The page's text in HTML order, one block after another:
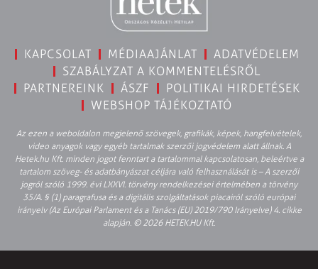
KAPCSOLAT MÉDIAAJÁNLAT
ADATVÉDELEM
SZABÁLYZAT A KOMMENTELÉSRŐL
PARTNEREINK
ÁSZF
POLITIKAI HIRDETÉSEK
WEBSHOP TÁJÉKOZTATÓ
Az ezen a weboldalon megjelenő szövegek, grafikák, képek, hangfelvételek,
video anyagok vagy egyéb tartalmak szerzői jogvédelem alatt állnak. A
Hetek.hu Kft. minden jogot fenntart a tartalommal kapcsolatosan, beleértve a
tartalom szöveg- és adatbányászat céljára való felhasználását is – A szerzői
jogról szóló 1999. évi LXXVI. törvény rendelkezései értelmében a törvény
35/A. § (1) paragrafusa és a digitális szolgáltatások piacairól szóló európai
irányelv (Az Európai Parlament és a Tanács (EU) 2019/790 Irányelve) 4. cikke
alapján. © 2026 HETEK.HU Kft.